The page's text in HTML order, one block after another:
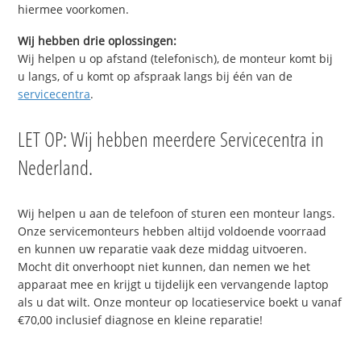
hiermee voorkomen.
Wij hebben drie oplossingen:
Wij helpen u op afstand (telefonisch), de monteur komt bij
u langs, of u komt op afspraak langs bij één van de
servicecentra.
LET OP: Wij hebben meerdere Servicecentra in
Nederland.
Wij helpen u aan de telefoon of sturen een monteur langs.
Onze servicemonteurs hebben altijd voldoende voorraad
en kunnen uw reparatie vaak deze middag uitvoeren.
Mocht dit onverhoopt niet kunnen, dan nemen we het
apparaat mee en krijgt u tijdelijk een vervangende laptop
als u dat wilt. Onze monteur op locatieservice boekt u vanaf
€70,00 inclusief diagnose en kleine reparatie!